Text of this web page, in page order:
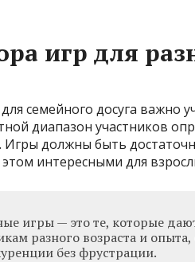
игр для
семейного досуга важно
диапазон участников
должны быть
интересными для
игры — это те, которые
разного возраста и
без фрустрации.